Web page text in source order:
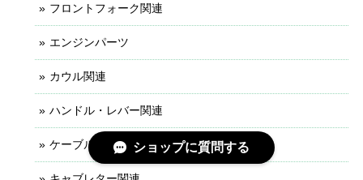
フロントフォーク関連
エンジンパーツ
カウル関連
ハンドル・レバー関連
ケーブル・ライン関連ショップに質問する